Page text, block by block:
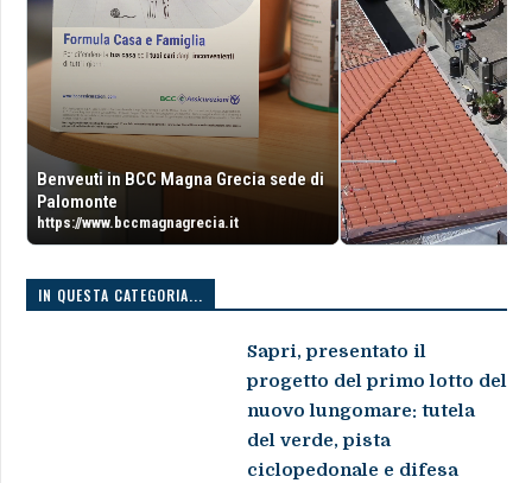
Benveuti in BCC Magna Grecia sede di
Palomonte
https://www.bccmagnagrecia.it
IN QUESTA CATEGORIA...
Sapri, presentato il
progetto del primo lotto del
nuovo lungomare: tutela
del verde, pista
ciclopedonale e difesa